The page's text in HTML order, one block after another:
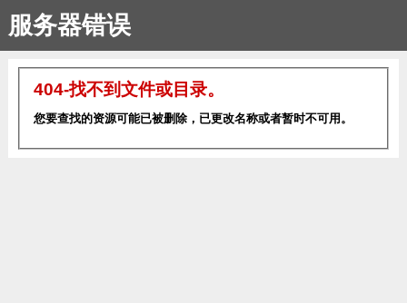
服务器错误
404-找不到文件或目录。
您要查找的资源可能已被删除，已更改名称或者暂时不可用。